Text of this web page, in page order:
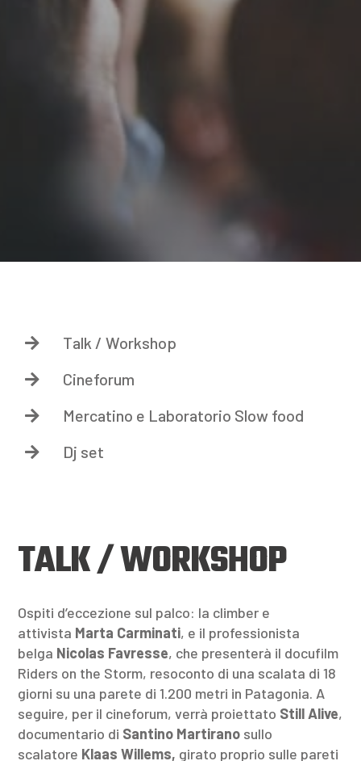
 Talk / Workshop
 Cineforum
 Mercatino e Laboratorio Slow food
 Dj set
TALK / WORKSHOP
Ospiti d’eccezione sul palco: la climber e
attivista Marta Carminati, e il professionista
belga Nicolas Favresse, che presenterà il docufilm
Riders on the Storm, resoconto di una scalata di 18
giorni su una parete di 1.200 metri in Patagonia. A
seguire, per il cineforum, verrà proiettato Still Alive,
documentario di Santino Martirano sullo
scalatore Klaas Willems, girato proprio sulle pareti